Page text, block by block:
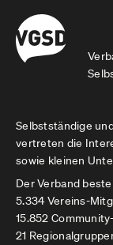
Selbstständige
vertreten die
sowie kleinen
Der Verband
5.334 Vereins-
15.852
21